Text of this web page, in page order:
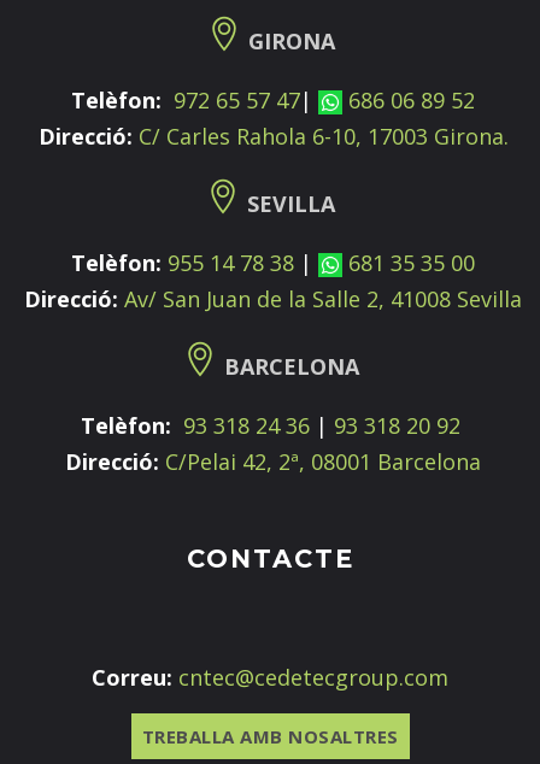
GIRONA
Telèfon: 972 65 57 47|
686 06 89 52
Direcció: C/ Carles Rahola 6-10, 17003 Girona.
SEVILLA
Telèfon: 955 14 78 38 |
681 35 35 00
Direcció: Av/ San Juan de la Salle 2, 41008 Sevilla
BARCELONA
Telèfon: 93 318 24 36| 93 318 20 92
Direcció: C/Pelai 42, 2ª, 08001 Barcelona
CONTACTE
Correu: cntec@cedetecgroup.com
TREBALLA AMB NOSALTRES